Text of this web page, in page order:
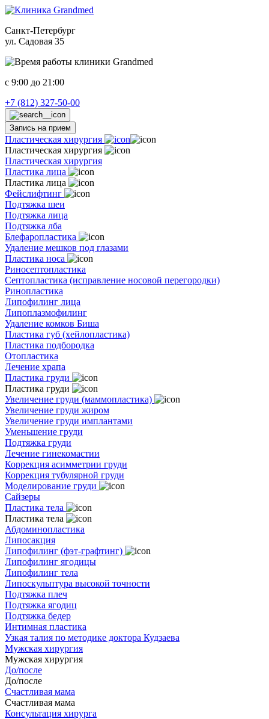
Санкт-Петербург
ул. Садовая 35
c 9:00 до 21:00
+7 (812) 327-50-00
Запись на прием
Пластическая хирургия
Пластическая хирургия
Пластическая хирургия
Пластика лица
Пластика лица
Фейслифтинг
Подтяжка шеи
Подтяжка лица
Подтяжка лба
Блефаропластика
Удаление мешков под глазами
Пластика носа
Риносептопластика
Септопластика (исправление носовой перегородки)
Ринопластика
Липофилинг лица
Липоплазмофилинг
Удаление комков Биша
Пластика губ (хейлопластика)
Пластика подбородка
Отопластика
Лечение храпа
Пластика груди
Пластика груди
Увеличение груди (маммопластика)
Увеличение груди жиром
Увеличение груди имплантами
Уменьшение груди
Подтяжка груди
Лечение гинекомастии
Коррекция асимметрии груди
Коррекция тубулярной груди
Моделирование груди
Сайзеры
Пластика тела
Пластика тела
Абдоминопластика
Липосакция
Липофилинг (фэт-графтинг)
Липофилинг ягодицы
Липофилинг тела
Липоскульптура высокой точности
Подтяжка плеч
Подтяжка ягодиц
Подтяжка бедер
Интимная пластика
Узкая талия по методике доктора Кудзаева
Мужская хирургия
Мужская хирургия
До/после
До/после
Счастливая мама
Счастливая мама
Консультация хирурга